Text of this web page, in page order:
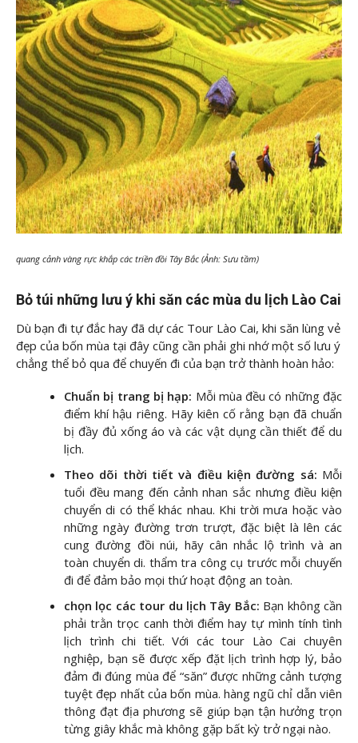
quang cảnh vàng rực khắp các triền đồi Tây Bắc (Ảnh: Sưu tầm)
Bỏ túi những lưu ý khi săn các mùa du lịch Lào Cai
Dù bạn đi tự đắc hay đã dự các Tour Lào Cai, khi săn lùng vẻ
đẹp của bốn mùa tại đây cũng cần phải ghi nhớ một số lưu ý
chẳng thể bỏ qua để chuyến đi của bạn trở thành hoàn hảo:
Chuẩn bị trang bị hạp: Mỗi mùa đều có những đặc
điểm khí hậu riêng. Hãy kiên cố rằng bạn đã chuẩn
bị đầy đủ xống áo và các vật dụng cần thiết để du
lịch.
Theo dõi thời tiết và điều kiện đường sá: Mỗi
tuổi đều mang đến cảnh nhan sắc nhưng điều kiện
chuyển di có thể khác nhau. Khi trời mưa hoặc vào
những ngày đường trơn trượt, đặc biệt là lên các
cung đường đồi núi, hãy cân nhắc lộ trình và an
toàn chuyển di. thẩm tra công cụ trước mỗi chuyến
đi để đảm bảo mọi thứ hoạt động an toàn.
chọn lọc các tour du lịch Tây Bắc: Bạn không cần
phải trằn trọc canh thời điểm hay tự mình tính tình
lịch trình chi tiết. Với các tour Lào Cai chuyên
nghiệp, bạn sẽ được xếp đặt lịch trình hợp lý, bảo
đảm đi đúng mùa để “săn” được những cảnh tượng
tuyệt đẹp nhất của bốn mùa. hàng ngũ chỉ dẫn viên
thông đạt địa phương sẽ giúp bạn tận hưởng trọn
từng giây khắc mà không gặp bất kỳ trở ngại nào.